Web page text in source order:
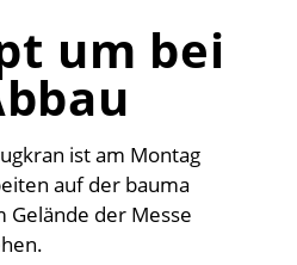
um bei
ist am Montag
auf der bauma
Gelände der Messe